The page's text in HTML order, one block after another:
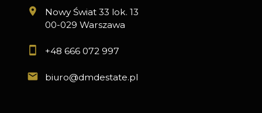
Nowy Świat 33 lok. 13
00-029 Warszawa
+48 666 072 997
biuro@dmdestate.pl